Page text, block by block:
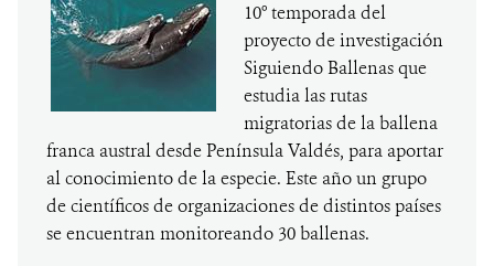
10° temporada del
proyecto de investigación
Siguiendo Ballenas que
estudia las rutas
migratorias de la ballena
franca austral desde Península Valdés, para aportar
al conocimiento de la especie. Este año un grupo
de científicos de organizaciones de distintos países
se encuentran monitoreando 30 ballenas.